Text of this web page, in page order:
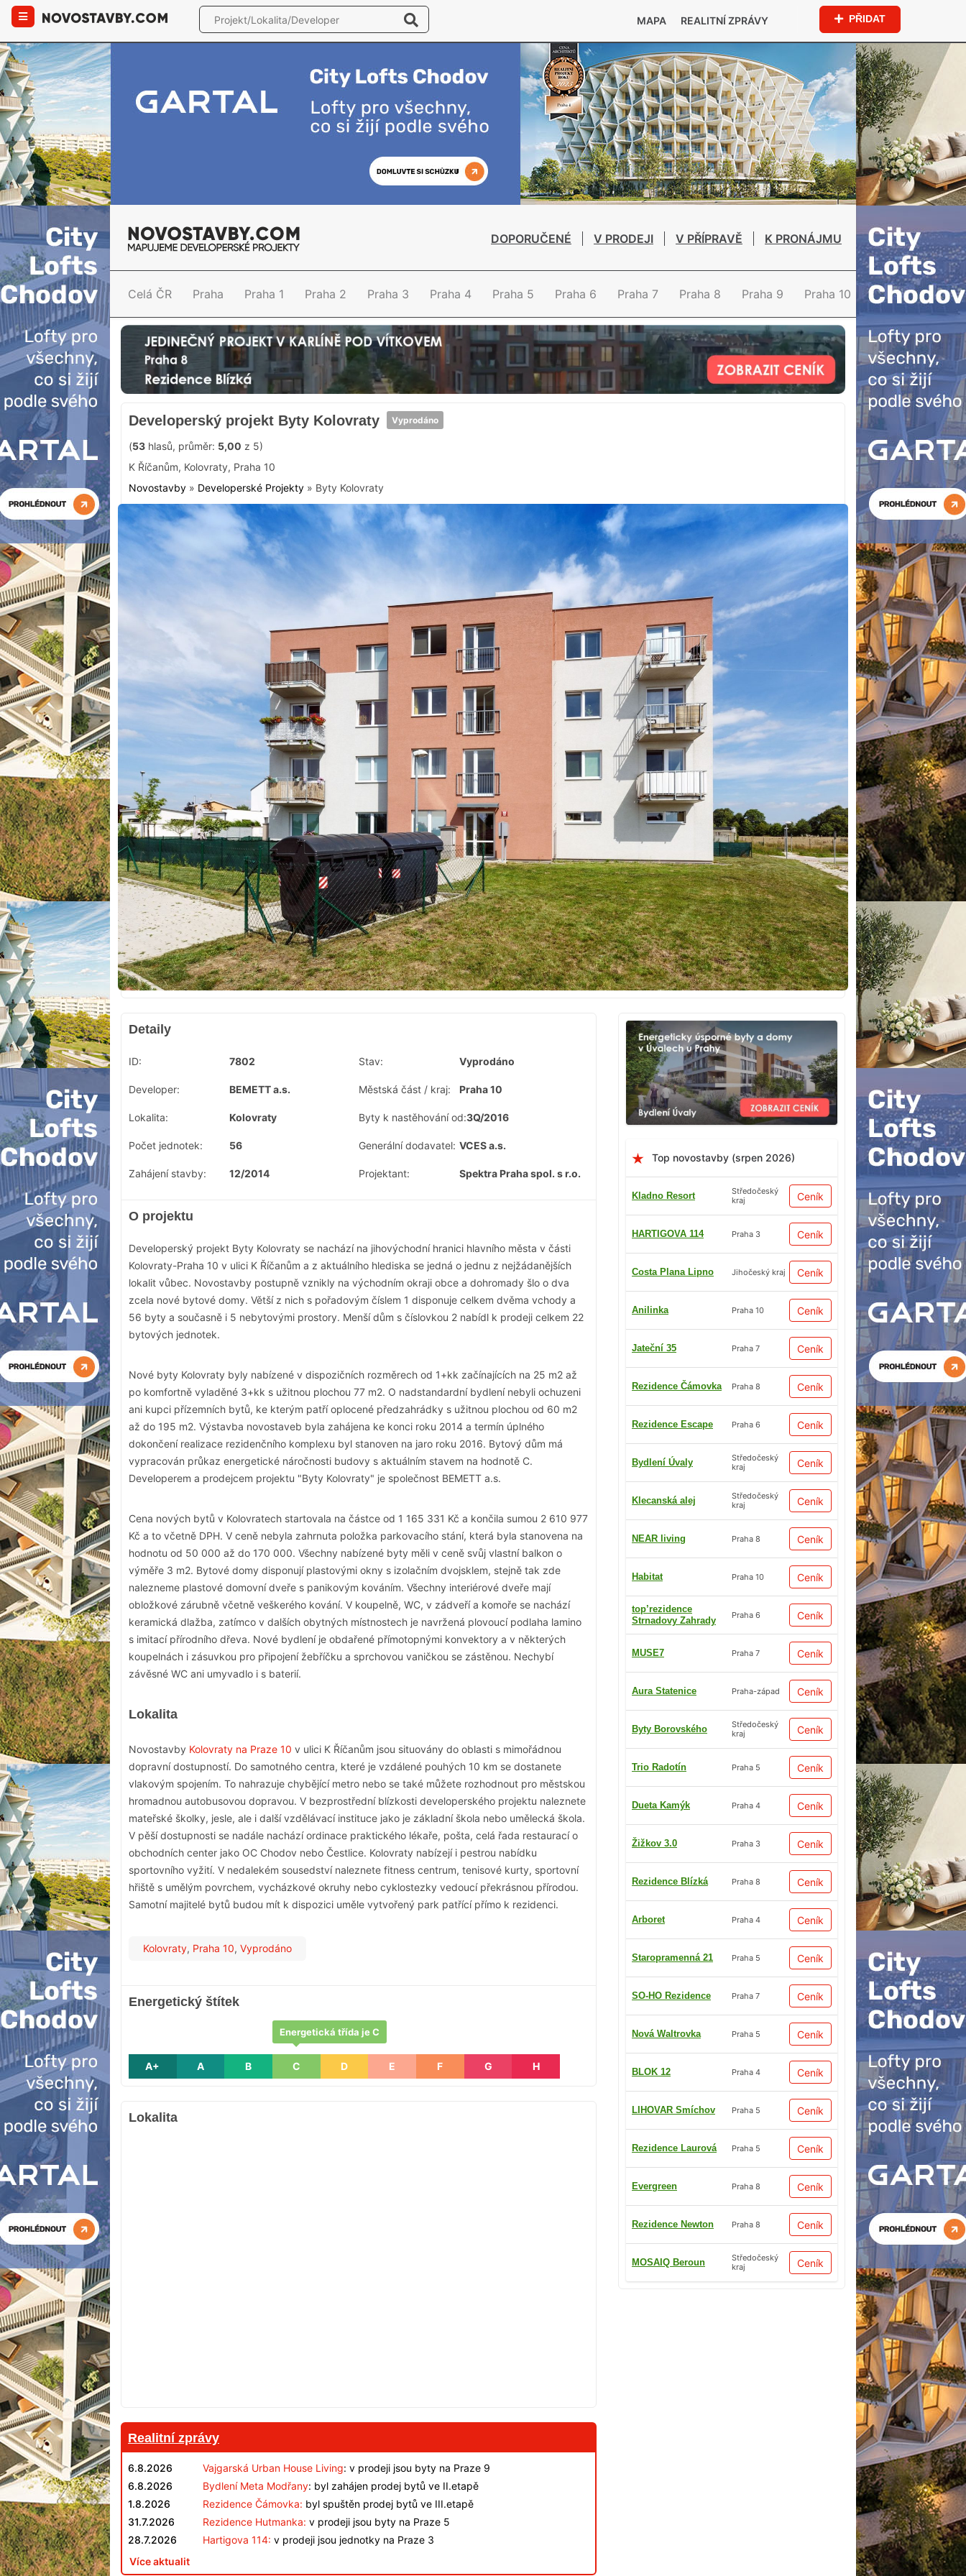
MAPA REALITNÍ ZPRÁVY PŘIDAT
DOPORUČENÉ V PRODEJI V PŘÍPRAVĚ K PRONÁJMU
Celá ČR Praha Praha 1 Praha 2 Praha 3 Praha 4 Praha 5 Praha 6 Praha 7 Praha 8 Praha 9 Praha 10
Developerský projekt Byty Kolovraty Vyprodáno
(53 hlasů, průměr: 5,00 z 5)
K Říčanům, Kolovraty, Praha 10
Novostavby » Developerské Projekty » Byty Kolovraty
Top novostavby (srpen 2026)
Kladno Resort
Středočeský
kraj
Ceník
HARTIGOVA 114 Praha 3 Ceník
Costa Plana Lipno Jihočeský kraj Ceník
Anilinka Praha 10 Ceník
Jateční 35 Praha 7 Ceník
Rezidence Čámovka Praha 8 Ceník
Rezidence Escape Praha 6 Ceník
Bydlení Úvaly
Středočeský
kraj
Ceník
Klecanská alej
Středočeský
kraj
Ceník
NEAR living Praha 8 Ceník
Habitat Praha 10 Ceník
top’rezidence
Strnadovy Zahrady
Praha 6 Ceník
MUSE7 Praha 7 Ceník
Aura Statenice Praha-západ Ceník
Byty Borovského
Středočeský
kraj
Ceník
Trio Radotín Praha 5 Ceník
Dueta Kamýk Praha 4 Ceník
Žižkov 3.0 Praha 3 Ceník
Rezidence Blízká Praha 8 Ceník
Arboret Praha 4 Ceník
Staropramenná 21 Praha 5 Ceník
SO-HO Rezidence Praha 7 Ceník
Nová Waltrovka Praha 5 Ceník
BLOK 12 Praha 4 Ceník
LIHOVAR Smíchov Praha 5 Ceník
Rezidence Laurová Praha 5 Ceník
Evergreen Praha 8 Ceník
Rezidence Newton Praha 8 Ceník
MOSAIQ Beroun
Středočeský
kraj
Ceník
Detaily
ID: 7802 Stav: Vyprodáno
Developer: BEMETT a.s. Městská část / kraj: Praha 10
Lokalita: Kolovraty Byty k nastěhování od:3Q/2016
Počet jednotek: 56 Generální dodavatel: VCES a.s.
Zahájení stavby: 12/2014 Projektant: Spektra Praha spol. s r.o.
O projektu
Developerský projekt Byty Kolovraty se nachází na jihovýchodní hranici hlavního města v části
Kolovraty-Praha 10 v ulici K Říčanům a z aktuálního hlediska se jedná o jednu z nejžádanějších
lokalit vůbec. Novostavby postupně vznikly na východním okraji obce a dohromady šlo o dva
zcela nové bytové domy. Větší z nich s pořadovým číslem 1 disponuje celkem dvěma vchody a
56 byty a současně i 5 nebytovými prostory. Menší dům s číslovkou 2 nabídl k prodeji celkem 22
bytových jednotek.
Nové byty Kolovraty byly nabízené v dispozičních rozměrech od 1+kk začínajících na 25 m2 až
po komfortně vyladěné 3+kk s užitnou plochou 77 m2. O nadstandardní bydlení nebyli ochuzeni
ani kupci přízemních bytů, ke kterým patří oplocené předzahrádky s užitnou plochou od 60 m2
až do 195 m2. Výstavba novostaveb byla zahájena ke konci roku 2014 a termín úplného
dokončení realizace rezidenčního komplexu byl stanoven na jaro roku 2016. Bytový dům má
vypracován průkaz energetické náročnosti budovy s aktuálním stavem na hodnotě C.
Developerem a prodejcem projektu "Byty Kolovraty" je společnost BEMETT a.s.
Cena nových bytů v Kolovratech startovala na částce od 1 165 331 Kč a končila sumou 2 610 977
Kč a to včetně DPH. V ceně nebyla zahrnuta položka parkovacího stání, která byla stanovena na
hodnotu od 50 000 až do 170 000. Všechny nabízené byty měli v ceně svůj vlastní balkon o
výměře 3 m2. Bytové domy disponují plastovými okny s izolačním dvojsklem, stejně tak zde
nalezneme plastové domovní dveře s panikovým kováním. Všechny interiérové dveře mají
obložkové zárubně včetně veškerého kování. V koupelně, WC, v zádveří a komoře se nachází
keramická dlažba, zatímco v dalších obytných místnostech je navržená plovoucí podlaha lamino
s imitací přírodního dřeva. Nové bydlení je obdařené přímotopnými konvektory a v některých
koupelnách i zásuvkou pro připojení žebříčku a sprchovou vaničkou se zástěnou. Nechybí
závěsné WC ani umyvadlo i s baterií.
Lokalita
Novostavby Kolovraty na Praze 10 v ulici K Říčanům jsou situovány do oblasti s mimořádnou
dopravní dostupností. Do samotného centra, které je vzdálené pouhých 10 km se dostanete
vlakovým spojením. To nahrazuje chybějící metro nebo se také můžete rozhodnout pro městskou
hromadnou autobusovou dopravou. V bezprostřední blízkosti developerského projektu naleznete
mateřské školky, jesle, ale i další vzdělávací instituce jako je základní škola nebo umělecká škola.
V pěší dostupnosti se nadále nachází ordinace praktického lékaře, pošta, celá řada restaurací o
obchodních center jako OC Chodov nebo Čestlice. Kolovraty nabízejí i pestrou nabídku
sportovního vyžití. V nedalekém sousedství naleznete fitness centrum, tenisové kurty, sportovní
hřiště s umělým povrchem, vycházkové okruhy nebo cyklostezky vedoucí překrásnou přírodou.
Samotní majitelé bytů budou mít k dispozici uměle vytvořený park patřící přímo k rezidenci.
Kolovraty, Praha 10, Vyprodáno
Energetický štítek
A+ A B C
Energetická třída je C
D E F G H
Lokalita
Realitní zprávy
6.8.2026 Vajgarská Urban House Living: v prodeji jsou byty na Praze 9
6.8.2026
Bydlení Meta Modřany: byl zahájen prodej bytů ve II.etapě
1.8.2026
Rezidence Čámovka: byl spuštěn prodej bytů ve III.etapě
31.7.2026
Rezidence Hutmanka: v prodeji jsou byty na Praze 5
28.7.2026
Hartigova 114: v prodeji jsou jednotky na Praze 3
Více aktualit